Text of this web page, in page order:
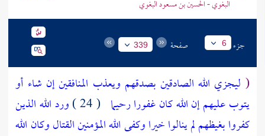
البغوي - الحسين بن مسعود البغوي
جزء 6 صفحة 339
( ليجزي الله الصادقين بصدقهم ويعذب المنافقين إن شاء أو
يتوب عليهم إن الله كان غفورا رحيما ( 24 )
ورد الله الذين
كفروا بغيظهم لم ينالوا خيرا وكفى الله المؤمنين القتال وكان الله